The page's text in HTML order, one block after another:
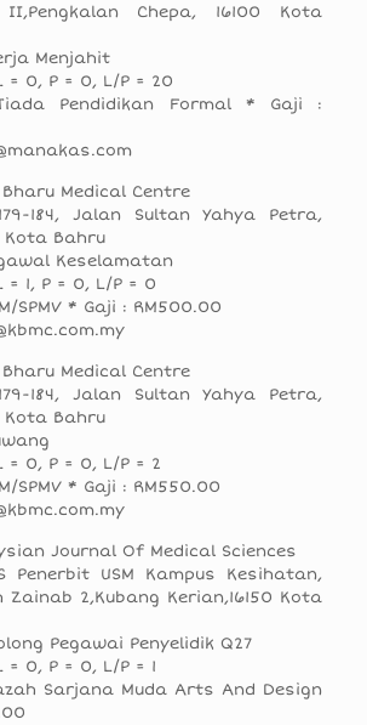
Chepa, 16100 Kota
Menjahit
= 0, P = 0, L/P = 20
Pendidikan Formal * Gaji :
Medical Centre
184, Jalan Sultan Yahya Petra,
Kota Bahru
Keselamatan
1, P = 0, L/P = 0
SPMV * Gaji : RM500.00
Medical Centre
184, Jalan Sultan Yahya Petra,
Kota Bahru
= 0, P = 0, L/P = 2
SPMV * Gaji : RM550.00
Journal Of Medical Sciences
Penerbit USM Kampus Kesihatan,
2,Kubang Kerian,16150 Kota
Pegawai Penyelidik Q27
0, P = 0, L/P = 1
Sarjana Muda Arts And Design